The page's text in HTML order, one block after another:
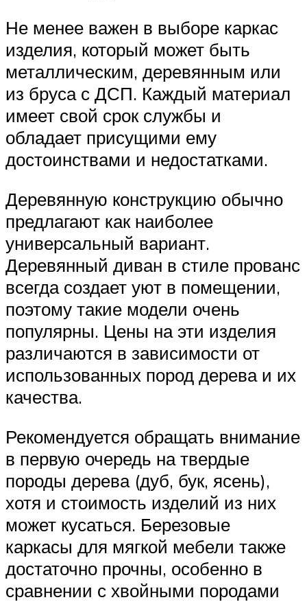
Не менее важен в выборе каркас
изделия, который может быть
металлическим, деревянным или
из бруса с ДСП. Каждый материал
имеет свой срок службы и
обладает присущими ему
достоинствами и недостатками.
Деревянную конструкцию обычно
предлагают как наиболее
универсальный вариант.
Деревянный диван в стиле прованс
всегда создает уют в помещении,
поэтому такие модели очень
популярны. Цены на эти изделия
различаются в зависимости от
использованных пород дерева и их
качества.
Рекомендуется обращать внимание
в первую очередь на твердые
породы дерева (дуб, бук, ясень),
хотя и стоимость изделий из них
может кусаться. Березовые
каркасы для мягкой мебели также
достаточно прочны, особенно в
сравнении с хвойными породами